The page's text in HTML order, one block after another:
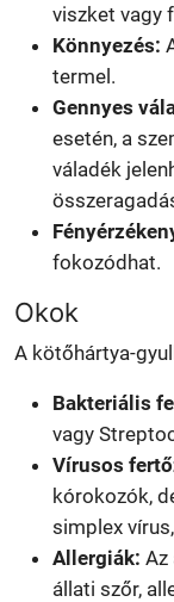
viszket vagy
Könnyezés:
termel.
Gennyes
esetén, a
váladék
fokozódhat.
Okok
A kötőhártya-
Bakteriális
vagy
Vírusos
kórokozók,
simplex
Allergiák: Az
állati szőr,